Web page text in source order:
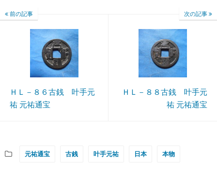
前の記事
ＨＬ－８６古銭 叶手元
祐 元祐通宝
次の記事
ＨＬ－８８古銭 叶手元
祐 元祐通宝
元祐通宝 古銭 叶手元祐 日本 本物